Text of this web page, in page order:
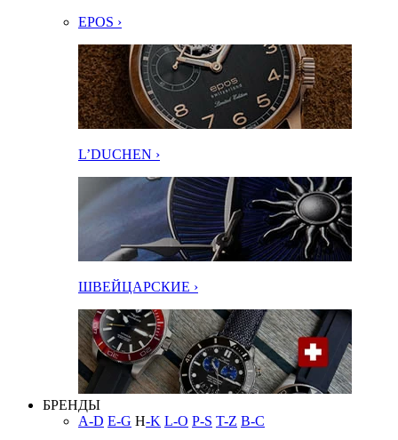
EPOS ›
L’DUCHEN ›
ШВЕЙЦАРСКИЕ ›
БРЕНДЫ
A-D E-G H-K L-O P-S T-Z В-С